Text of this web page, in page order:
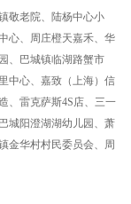
敬老院、陆杨中心小
心、周庄橙天嘉禾、华
、巴城镇临湖路蟹市
中心、嘉致（上海）信
、雷克萨斯4S店、三一
城阳澄湖湖幼儿园、萧
金华村村民委员会、周